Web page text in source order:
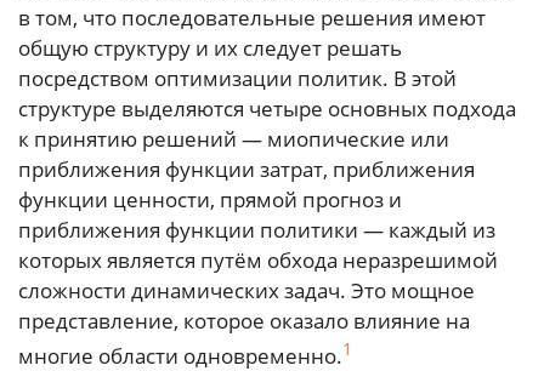
в том, что последовательные решения имеют
общую структуру и их следует решать
посредством оптимизации политик. В этой
структуре выделяются четыре основных подхода
к принятию решений — миопические или
приближения функции затрат, приближения
функции ценности, прямой прогноз и
приближения функции политики — каждый из
которых является путём обхода неразрешимой
сложности динамических задач. Это мощное
представление, которое оказало влияние на
многие области одновременно.1